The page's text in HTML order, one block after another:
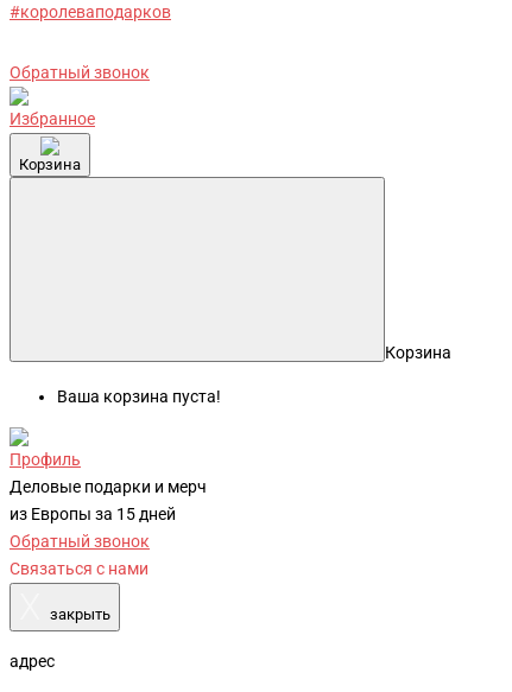
#королеваподарков
Обратный звонок
Избранное
Корзина
Корзина
Ваша корзина пуста!
Профиль
Деловые подарки и мерч
из Европы за 15 дней
Обратный звонок
Связаться с нами
закрыть
адрес